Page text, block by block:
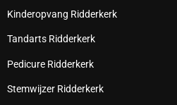
Kinderopvang Ridderkerk
Tandarts Ridderkerk
Pedicure Ridderkerk
Stemwijzer Ridderkerk